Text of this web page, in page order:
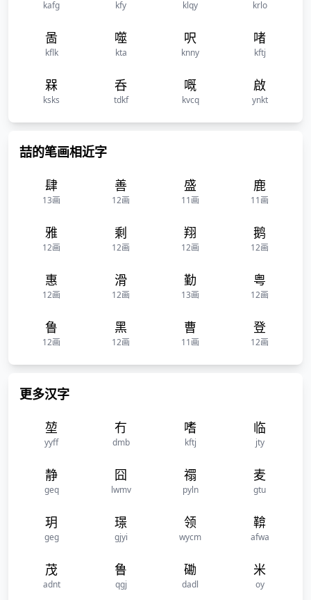
kafg kfy klqy krlo
啚
kflk
噬
kta
呎
knny
啫
kftj
槑
ksks
呑
tdkf
嘅
kvcq
啟
ynkt
喆的笔画相近字
肆
13画
善
12画
盛
11画
鹿
11画
雅
12画
剩
12画
翔
12画
鹅
12画
惠
12画
滑
12画
勤
13画
粤
12画
鲁
12画
黑
12画
曹
11画
登
12画
更多汉字
堃
yyff
冇
dmb
嗜
kftj
临
jty
静
geq
囧
lwmv
禤
pyln
麦
gtu
玥
geg
璟
gjyi
领
wycm
鞥
afwa
茂
adnt
鲁
qgj
磡
dadl
米
oy